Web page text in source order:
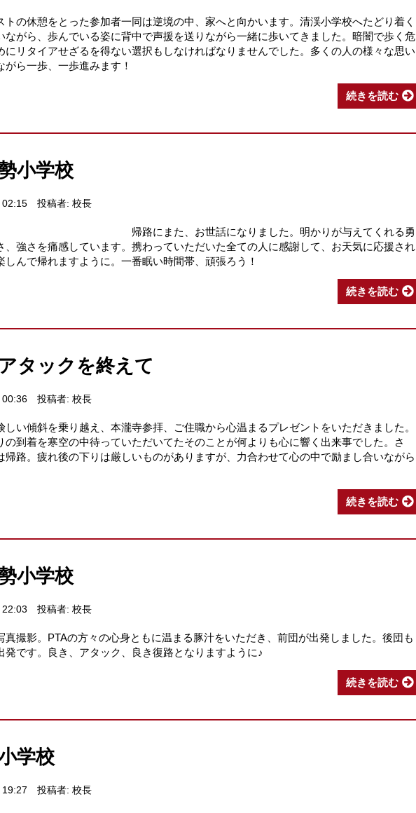
の休憩をとった参加者一同は逆境の中、家へと向かいます。清渓小学校へたどり着く
ながら、歩んでいる姿に背中で声援を送りながら一緒に歩いてきました。暗闇で歩く危
にリタイアせざるを得ない選択もしなければなりませんでした。多くの人の様々な思い
がら一歩、一歩進みます！
続きを読む
小学校
02:15 投稿者: 校長
た、お世話になりました。明かりが与えてくれる勇
、強さを痛感しています。携わっていただいた全ての人に感謝して、お天気に応援され
しんで帰れますように。一番眠い時間帯、頑張ろう！
続きを読む
タックを終えて
00:36 投稿者: 校長
い傾斜を乗り越え、本瀧寺参拝、ご住職から心温まるプレゼントをいただきました。
の到着を寒空の中待っていただいてたそのことが何よりも心に響く出来事でした。さ
帰路。疲れ後の下りは厳しいものがありますが、力合わせて心の中で励まし合いながら
続きを読む
小学校
投稿者: 校長
真撮影。PTAの方々の心身ともに温まる豚汁をいただき、前団が出発しました。後団も
発です。良き、アタック、良き復路となりますように♪
続きを読む
学校
投稿者: 校長